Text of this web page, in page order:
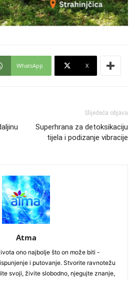
WhatsApp X
Slijedeća objava
Superhrana za detoksikaciju
tijela i podizanje vibracije
Atma
ono najbolje što on može biti -
i putovanje. Stvorite ravnotežu
svoji, živite slobodno, njegujte znanje,